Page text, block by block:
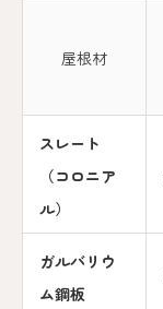
屋根材
スレート
（コロニア
ル）
ガルバリウ
ム鋼板